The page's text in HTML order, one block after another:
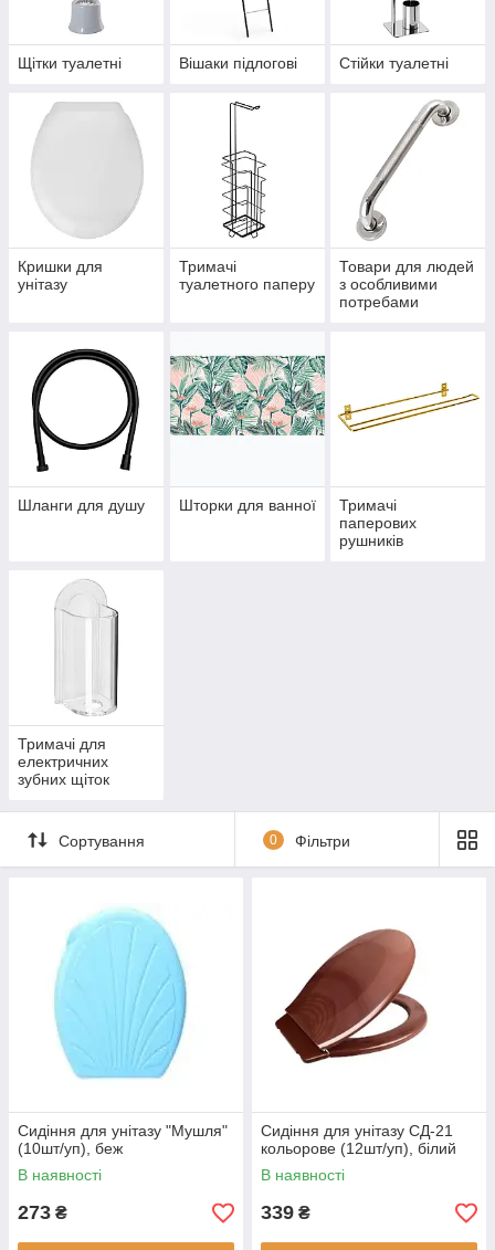
Щітки туалетні Вішаки підлогові Стійки туалетні
Кришки для
унітазу
Тримачі
туалетного паперу
Товари для людей
з особливими
потребами
Шланги для душу Шторки для ванної
Тримачі
паперових
рушників
Тримачі для
електричних
зубних щіток
Сортування 0 Фільтри
Сидіння для унітазу "Мушля"
(10шт/уп), беж
В наявності
273 ₴
Сидіння для унітазу СД-21
кольорове (12шт/уп), білий
В наявності
339 ₴